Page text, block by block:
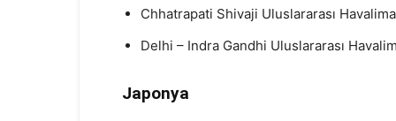
Chhatrapati Shivaji Uluslararası
Delhi – Indra Gandhi Uluslararası
Japonya